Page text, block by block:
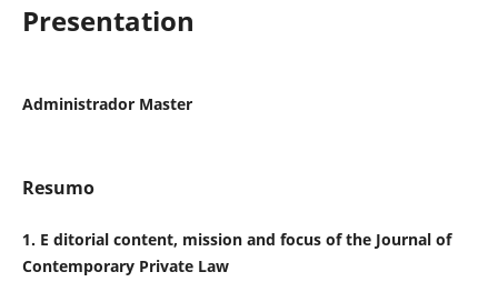
Presentation
Administrador Master
Resumo
1. E ditorial content, mission and focus of the Journal of
Contemporary Private Law